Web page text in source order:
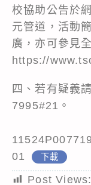
校協助公告於
元管道，活動
廣，亦可參見
https://
四、若有疑義
7995#21。
01
下載
Post Views: